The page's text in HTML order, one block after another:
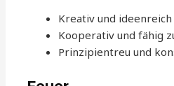
Kreativ und ideenreich
Kooperativ und fähig
Prinzipientreu und